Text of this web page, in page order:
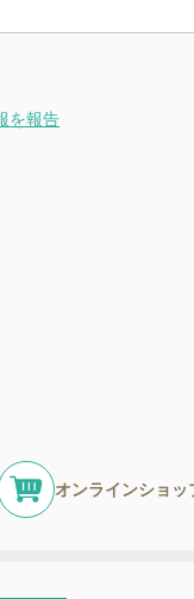
を報告
オンラインショッ